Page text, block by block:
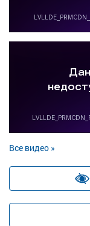
Все видео »